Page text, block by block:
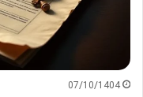
07/10/1404